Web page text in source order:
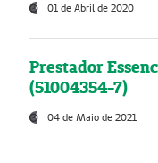
01 de Abril de 2020
Prestador
(51004354-7)
04 de Maio de 2021